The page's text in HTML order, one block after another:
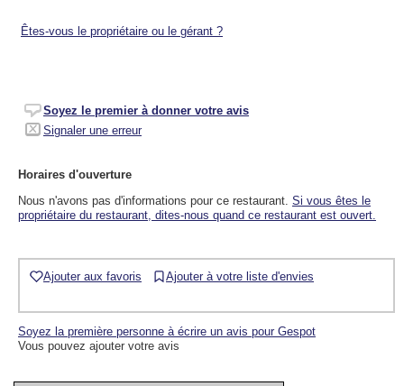
Êtes-vous le propriétaire ou le gérant ?
Soyez le premier à donner votre avis
Signaler une erreur
Horaires d'ouverture
Nous n'avons pas d'informations pour ce restaurant. Si vous êtes le
propriétaire du restaurant, dites-nous quand ce restaurant est ouvert.
Ajouter aux favoris Ajouter à votre liste d'envies
Soyez la première personne à écrire un avis pour Gespot
Vous pouvez ajouter votre avis